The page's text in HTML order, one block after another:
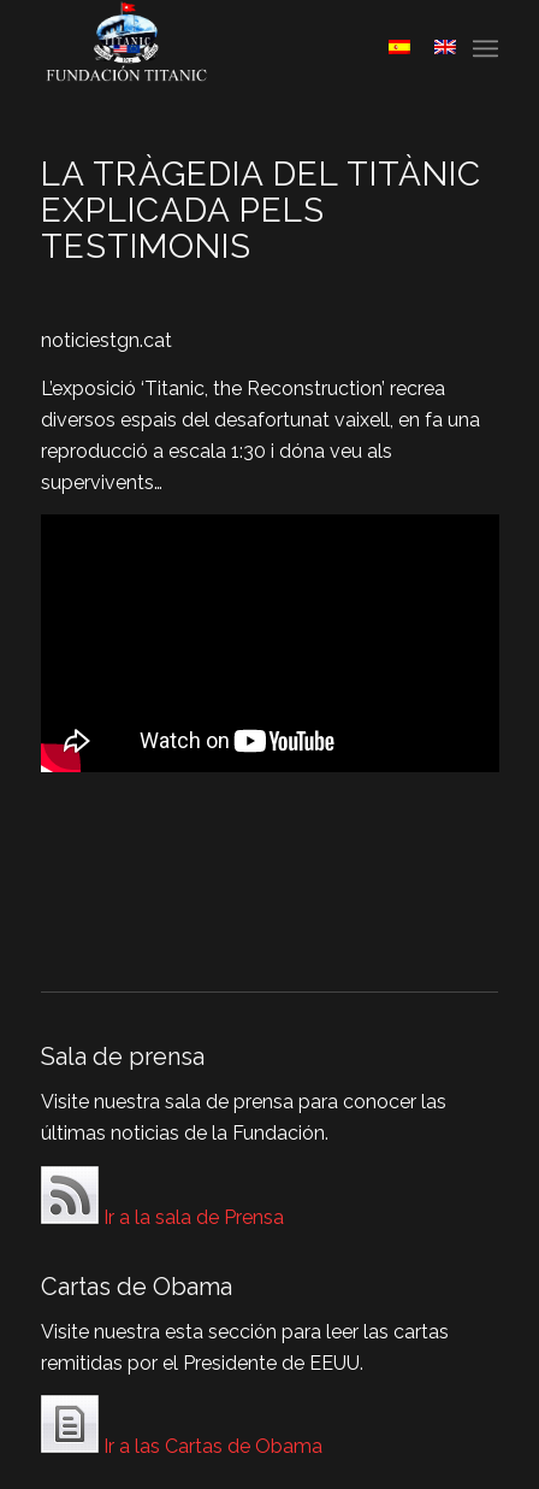
LA TRÀGEDIA DEL TITÀNIC
EXPLICADA PELS
TESTIMONIS
noticiestgn.cat
L’exposició ‘Titanic, the Reconstruction’ recrea
diversos espais del desafortunat vaixell, en fa una
reproducció a escala 1:30 i dóna veu als
supervivents…
Sala de prensa
Visite nuestra sala de prensa para conocer las
últimas noticias de la Fundación.
Ir a la sala de Prensa
Cartas de Obama
Visite nuestra esta sección para leer las cartas
remitidas por el Presidente de EEUU.
Ir a las Cartas de Obama